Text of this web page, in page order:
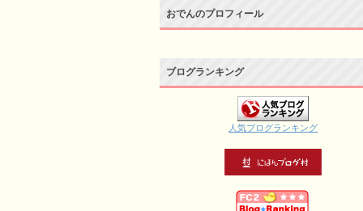
おでんのプロフィール
ブログランキング
人気ブログランキング